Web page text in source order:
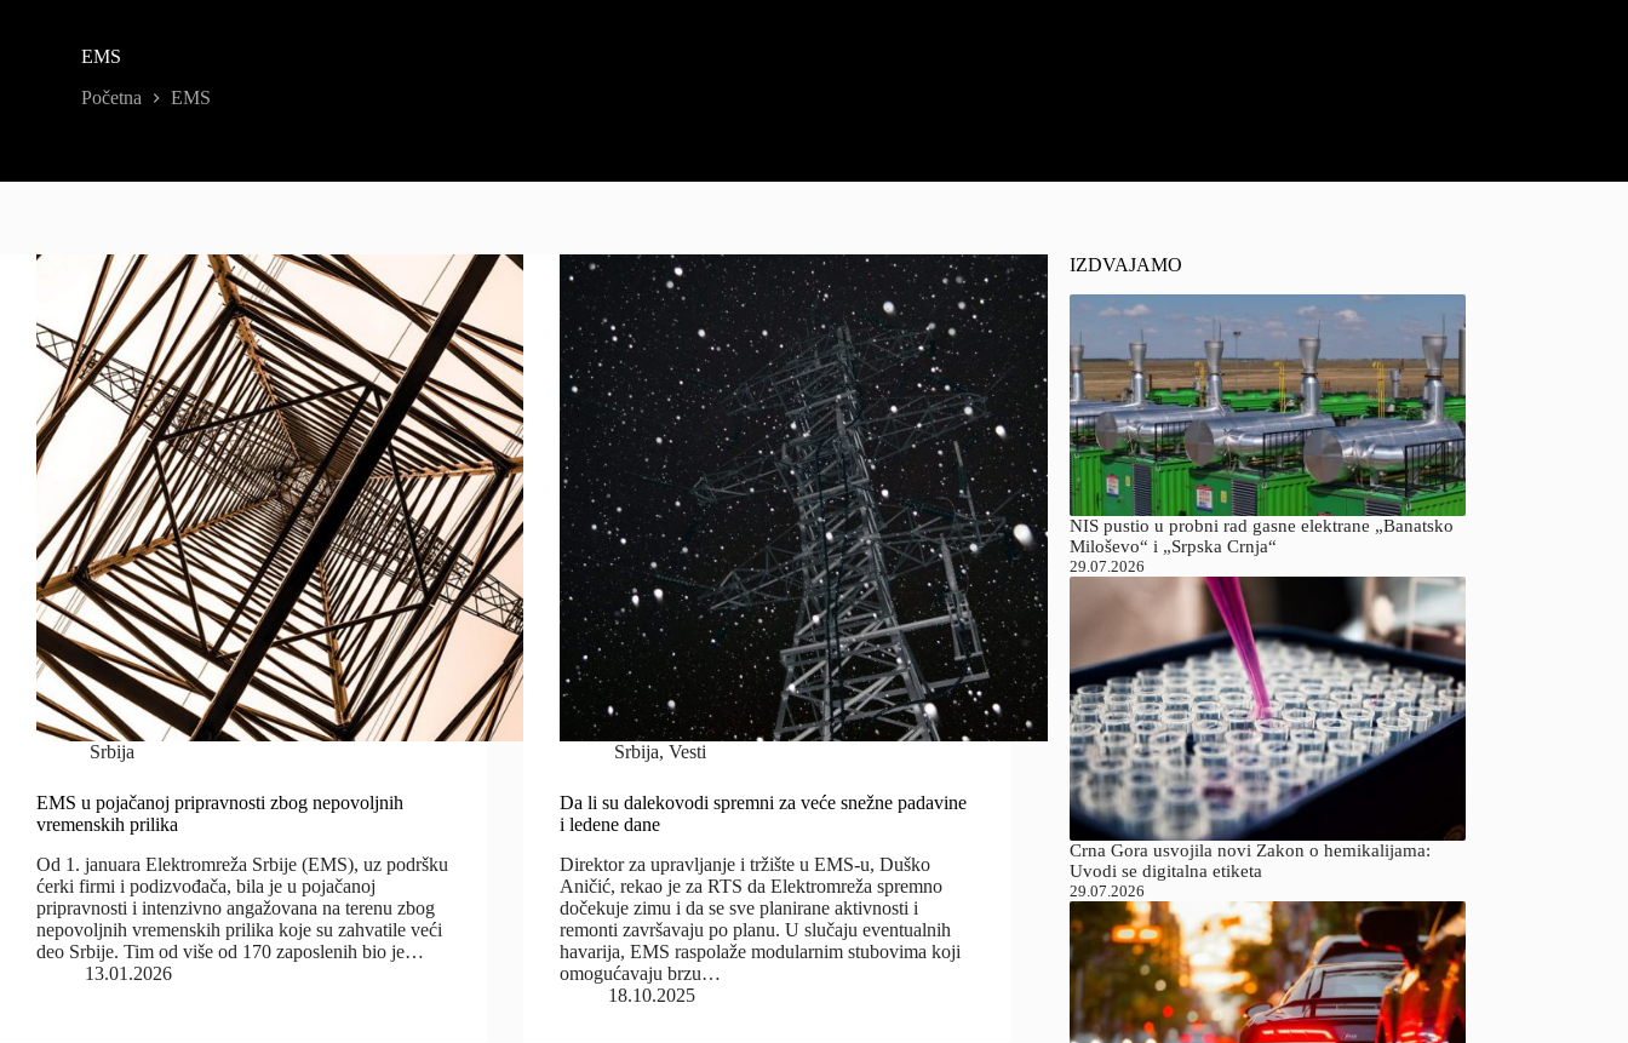
EMS
Početna EMS
Srbija
EMS u pojačanoj pripravnosti zbog nepovoljnih
vremenskih prilika
Od 1. januara Elektromreža Srbije (EMS), uz podršku
ćerki firmi i podizvođača, bila je u pojačanoj
pripravnosti i intenzivno angažovana na terenu zbog
nepovoljnih vremenskih prilika koje su zahvatile veći
deo Srbije. Tim od više od 170 zaposlenih bio je…
13.01.2026
Srbija, Vesti
Da li su dalekovodi spremni za veće snežne padavine
i ledene dane
Direktor za upravljanje i tržište u EMS-u, Duško
Aničić, rekao je za RTS da Elektromreža spremno
dočekuje zimu i da se sve planirane aktivnosti i
remonti završavaju po planu. U slučaju eventualnih
havarija, EMS raspolaže modularnim stubovima koji
omogućavaju brzu…
18.10.2025
IZDVAJAMO
NIS pustio u probni rad gasne elektrane „Banatsko
Miloševo“ i „Srpska Crnja“
29.07.2026
Crna Gora usvojila novi Zakon o hemikalijama:
Uvodi se digitalna etiketa
29.07.2026